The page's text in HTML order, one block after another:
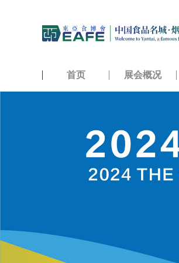
首页 展会概况